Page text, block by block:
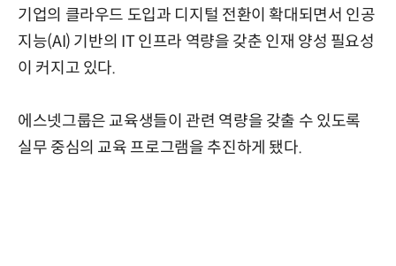
기업의 클라우드 도입과 디지털 전환이 확대되면서 인공
지능(AI) 기반의 IT 인프라 역량을 갖춘 인재 양성 필요성
이 커지고 있다.
에스넷그룹은 교육생들이 관련 역량을 갖출 수 있도록
실무 중심의 교육 프로그램을 추진하게 됐다.